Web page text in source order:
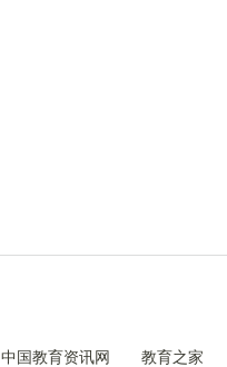
中国教育资讯网 教育之家